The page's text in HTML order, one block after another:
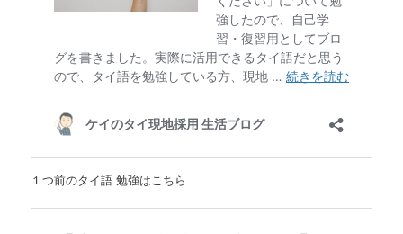
１つ前のタイ語 勉強はこちら